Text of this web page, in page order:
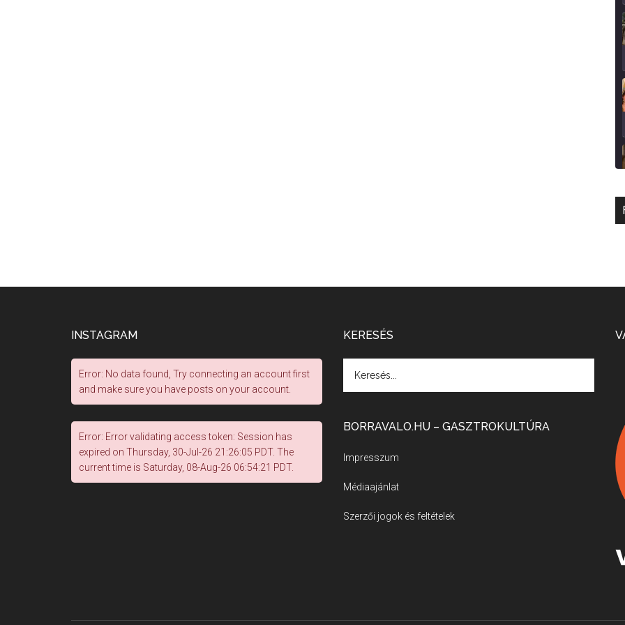
INSTAGRAM
Error: No data found, Try connecting an account first
and make sure you have posts on your account.
Error: Error validating access token: Session has
expired on Thursday, 30-Jul-26 21:26:05 PDT. The
current time is Saturday, 08-Aug-26 06:54:21 PDT.
KERESÉS
BORRAVALO.HU – GASZTROKULTÚRA
Impresszum
Médiaajánlat
Szerzői jogok és feltételek